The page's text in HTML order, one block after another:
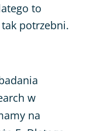
to
potrzebni.
w
na